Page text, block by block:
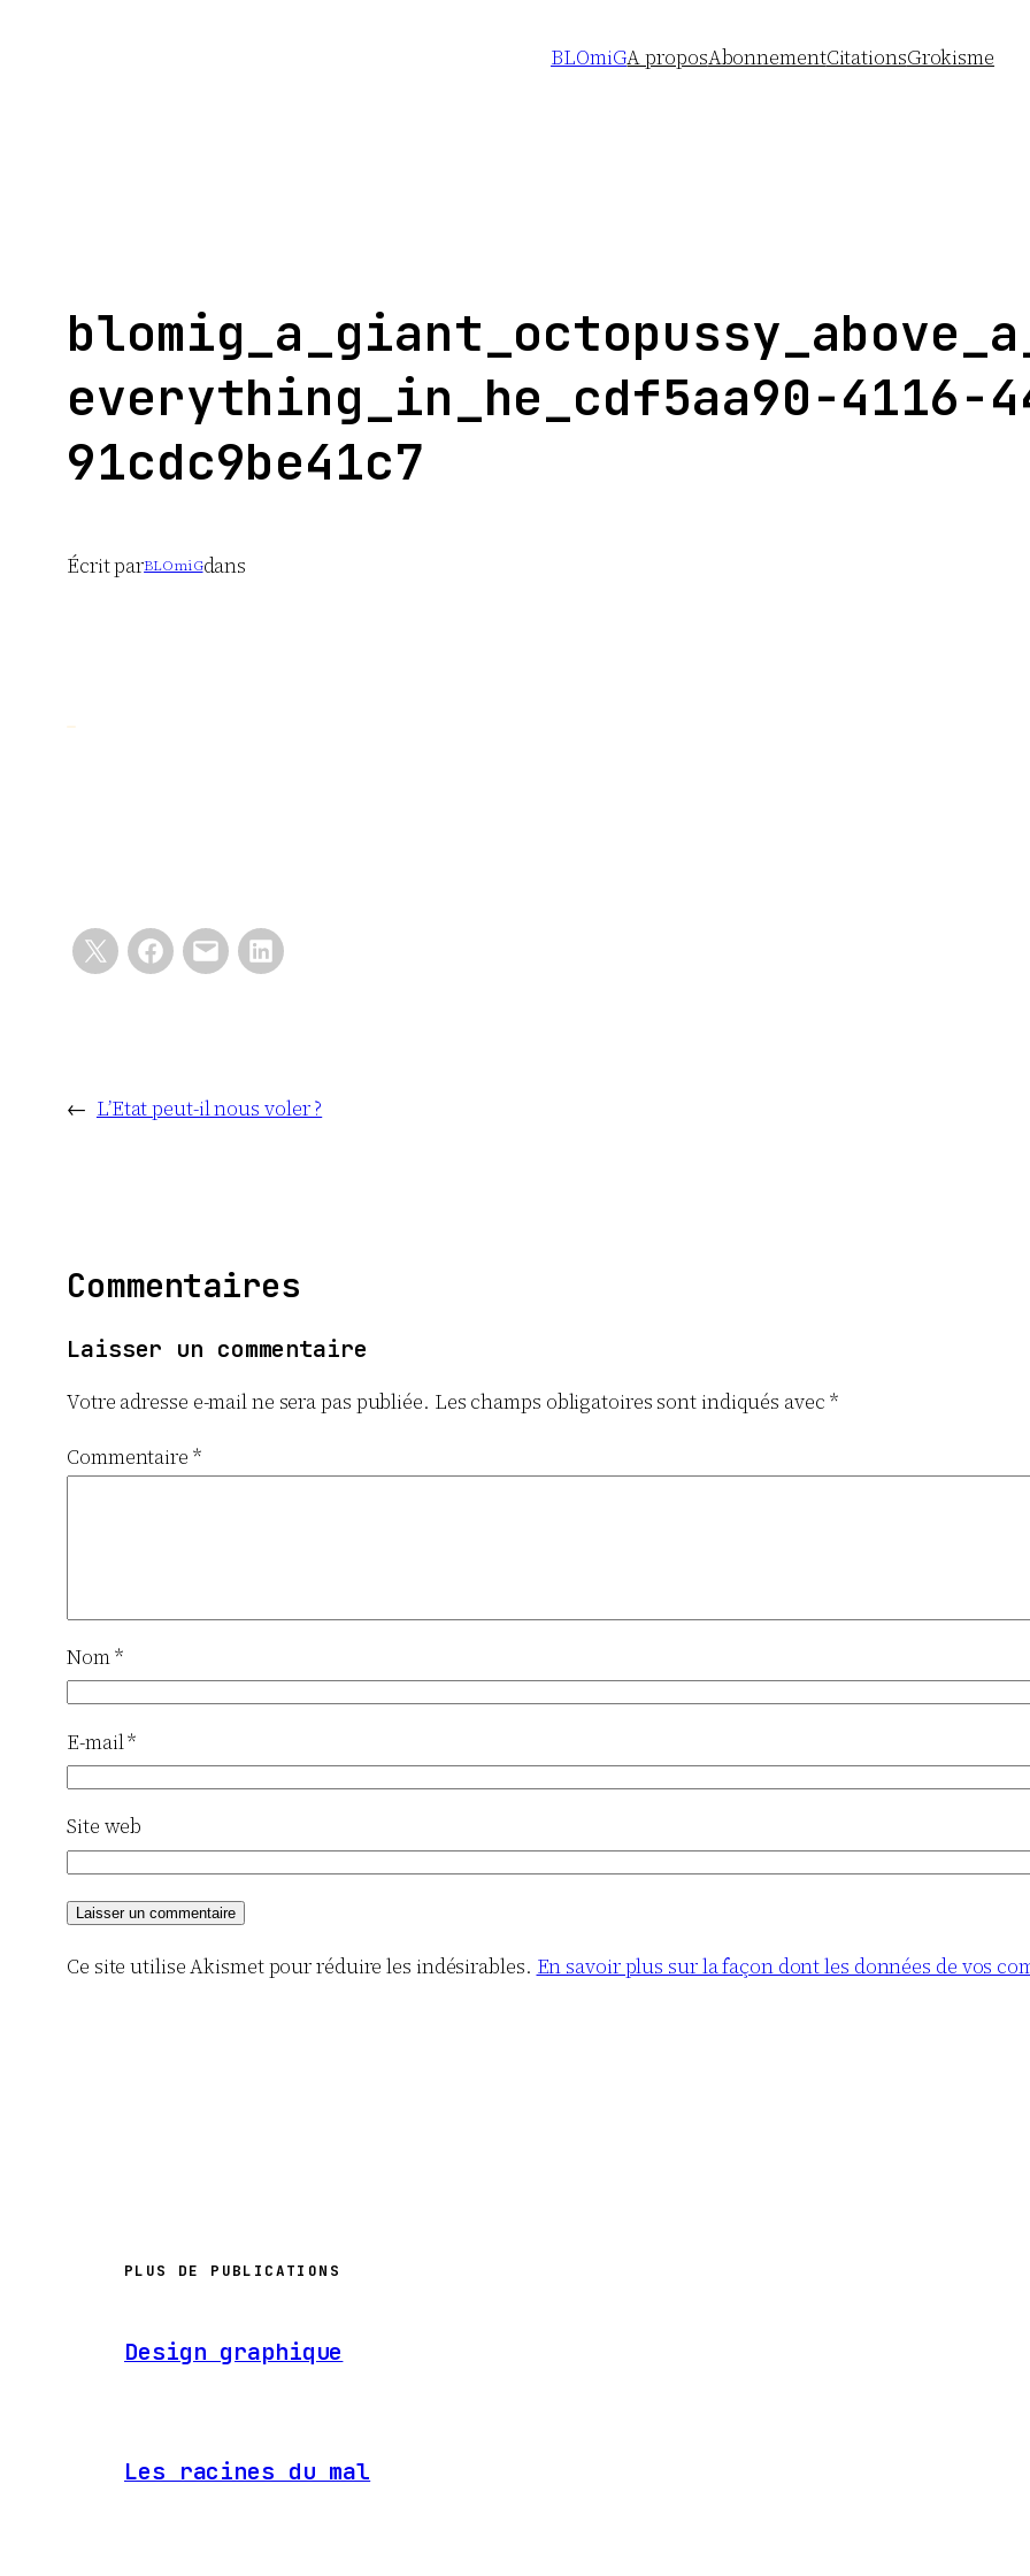
BLOmiGA proposAbonnementCitationsGrokisme
everything_in_he_cdf5aa90-4116-
91cdc9be41c7
Écrit parBLOmiGdans
← L’Etat peut-il nous voler ?
Commentaires
Laisser un commentaire
Votre adresse e-mail ne sera pas publiée. Les champs obligatoires sont indiqués avec *
Commentaire *
Nom*
E-mail*
Site web
Ce site utilise Akismet pour réduire les indésirables. En savoir plus sur la façon dont les données de vos
PLUS DE PUBLICATIONS
Design graphique
Les racines du mal